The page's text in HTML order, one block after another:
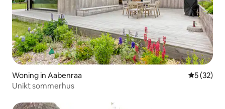
Woning in Aabenraa
5 (32)
Unikt sommerhus